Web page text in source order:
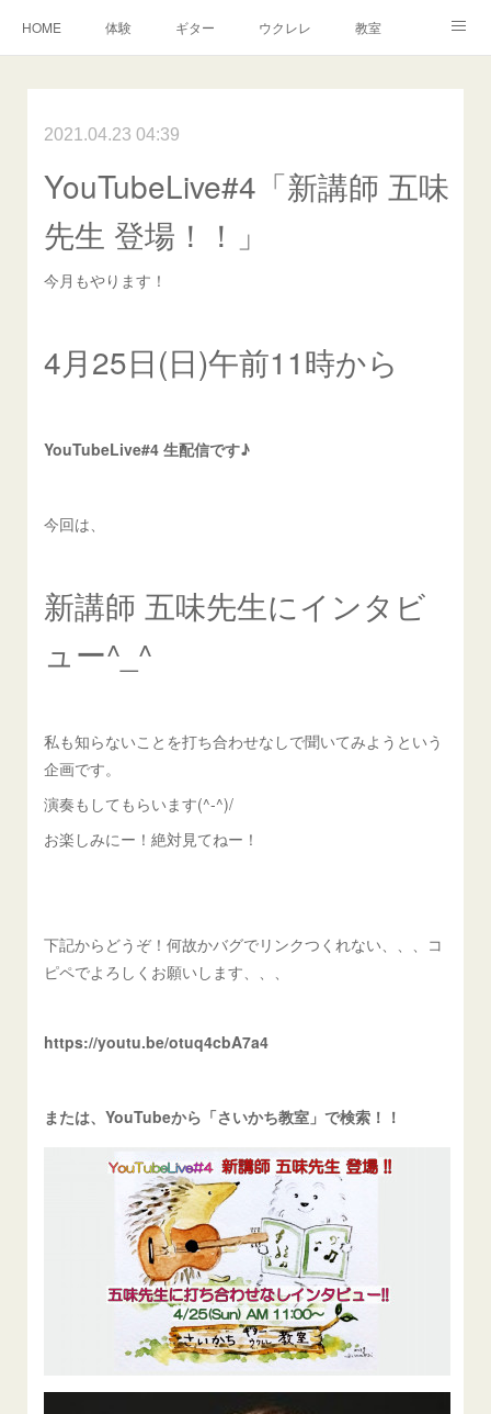
HOME 体験 ギター ウクレレ 教室
2021.04.23 04:39
YouTubeLive#4「新講師 五味
先生 登場！！」
今月もやります！
4月25日(日)午前11時から
YouTubeLive#4 生配信です♪
今回は、
新講師 五味先生にインタビ
ュー^_^
私も知らないことを打ち合わせなしで聞いてみようという
企画です。
演奏もしてもらいます(^-^)/
お楽しみにー！絶対見てねー！
下記からどうぞ！何故かバグでリンクつくれない、、、コ
ピペでよろしくお願いします、、、
https://youtu.be/otuq4cbA7a4
または、YouTubeから「さいかち教室」で検索！！